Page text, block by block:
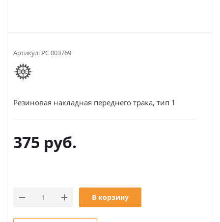
Артикул: РС 003769
Резиновая накладная переднего трака, тип 1
375 руб.
В корзину